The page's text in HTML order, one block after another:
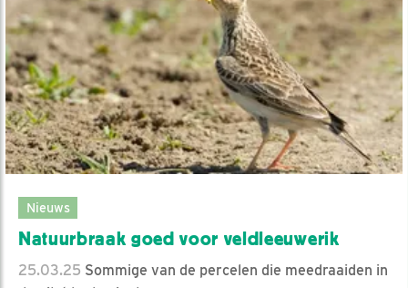
Nieuws
Natuurbraak goed voor veldleeuwerik
25.03.25 Sommige van de percelen die meedraaiden in